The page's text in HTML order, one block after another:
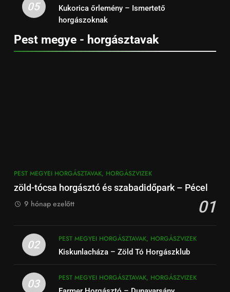
05
Kukorica őrlemény – Ismertető
horgászoknak
Pest megye - horgásztavak
PEST MEGYEI HORGÁSZTAVAK, HORGÁSZVIZEK
zöld-tócsa horgásztó és szabadidőpark – Pécel
01
9 hónap ezelőtt
02
PEST MEGYEI HORGÁSZTAVAK, HORGÁSZVIZEK
Kiskunlacháza – Zöld Tó Horgászklub
03
PEST MEGYEI HORGÁSZTAVAK, HORGÁSZVIZEK